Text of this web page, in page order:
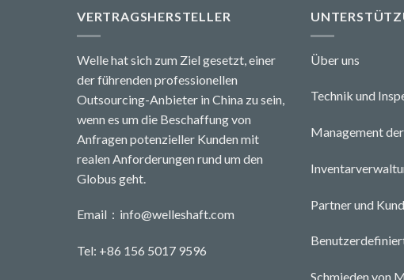
VERTRAGSHERSTELLER
Welle hat sich zum Ziel gesetzt, einer
der führenden professionellen
Outsourcing-Anbieter in China zu sein,
wenn es um die Beschaffung von
Anfragen potenzieller Kunden mit
realen Anforderungen rund um den
Globus geht.
Email： info@welleshaft.com
Tel: +86 156 5017 9596
Über uns
Technik und Ins
Management
Partner und
Schmieden von